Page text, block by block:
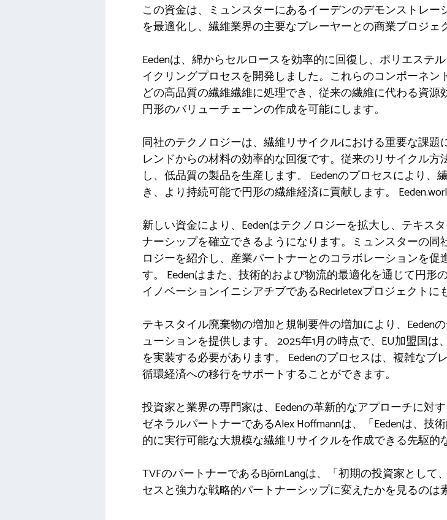
この資金は、ミュンスターにあるイーデンのデモンストレ
を最適化し、繊維業界の主要なプレーヤーとの商業プロジェ
Eedenは、綿からセルロースを効率的に回復し、ポリエステ
イクリングプロセスを開発しました。これらのコンポーネ
どの高品質の繊維繊維に処理でき、従来の繊維に代わる資
円形のバリューチェーンの作成を可能にします。 ​
同社のテクノロジーは、繊維リサイクルにおける重要な課
レンドからの材料の効率的な回復です。従来のリサイクル
し、低品質の製品を生産します。 Eedenのプロセスにより
き、より持続可能で円形の繊維経済に貢献します。
新しい資金により、Eedenはテクノロジーを拡大し、テキス
ナーシップを確立できるようになります。ミュンスターの
ロジーを紹介し、産業パートナーとのコラボレーションを
す。 Eedenはまた、技術的および物流的最適化を通じて円
イノベーションイニシアチブであるRecirletexプロジェクトに
テキスタイル廃棄物の増加と規制要件の増加により、Eeden
ューションを提供します。 2025年1月の時点で、EU加盟国
を実装する必要があります。 Eedenのプロセスは、複雑な
循環経済への移行をサポートすることができます。 ​
投資家と業界の専門家は、Eedenの革新的なアプローチに対
ゼネラルパートナーであるAlex Hoffmannは、「Eedenは、
的に実行可能な大規模な繊維リサイクルを作成できる先駆的
TVFのパートナーであるBjörnLangは、「初期の投資家とし
セスと強力な戦略的パートナーシップに変えたかを見るのは